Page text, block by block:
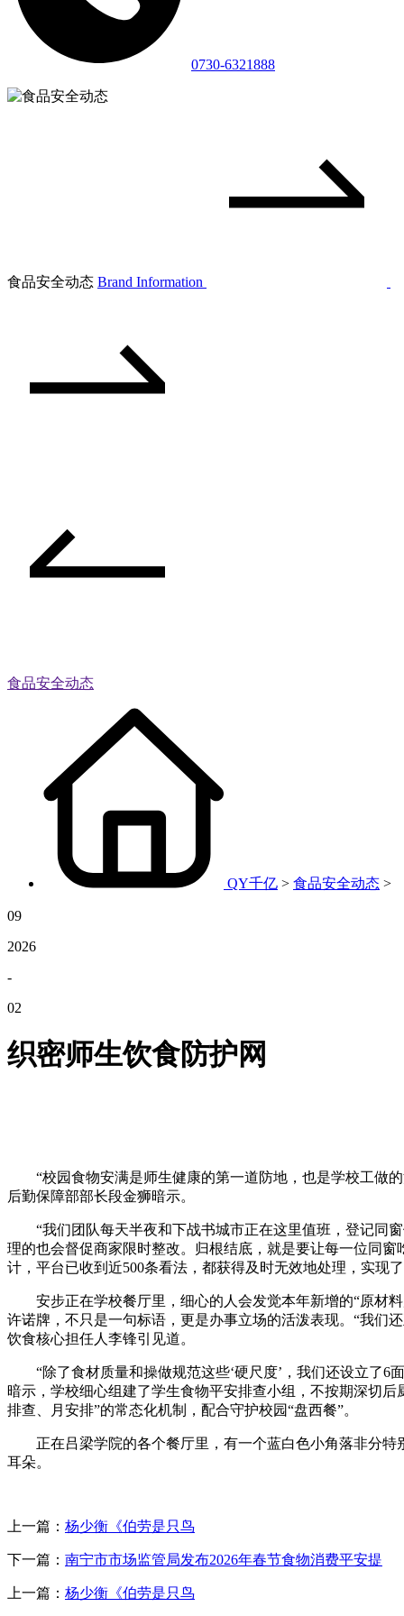
0730-6321888
食品安全动态 Brand Information
食品安全动态
QY千亿 > 食品安全动态 >
09
2026
-
02
织密师生饮食防护网
“校园食物安满是师生健康的第一道防地，也是学校工做的
后勤保障部部长段金狮暗示。
“我们团队每天半夜和下战书城市正在这里值班，登记同窗
理的也会督促商家限时整改。归根结底，就是要让每一位同
计，平台已收到近500条看法，都获得及时无效地处理，实现
安步正在学校餐厅里，细心的人会发觉本年新增的“原材料
许诺牌，不只是一句标语，更是办事立场的活泼表现。“我们
饮食核心担任人李锋引见道。
“除了食材质量和操做规范这些‘硬尺度’，我们还设立了6
暗示，学校细心组建了学生食物平安排查小组，不按期深切
排查、月安排”的常态化机制，配合守护校园“盘西餐”。
正在吕梁学院的各个餐厅里，有一个蓝白色小角落非分特
耳朵。
上一篇： 杨少衡《伯劳是只鸟
下一篇： 南宁市市场监管局发布2026年春节食物消费平安提
上一篇： 杨少衡《伯劳是只鸟